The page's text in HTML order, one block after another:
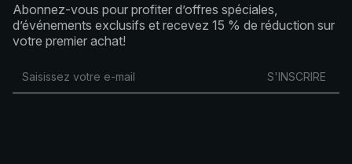
Abonnez-vous pour profiter d’offres spéciales,
d’événements exclusifs et recevez 15 % de réduction sur
votre premier achat!
S'INSCRIRE